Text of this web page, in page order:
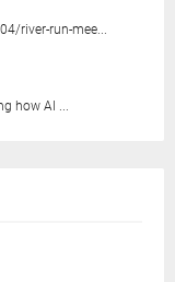
river-run-mee...
how AI ...